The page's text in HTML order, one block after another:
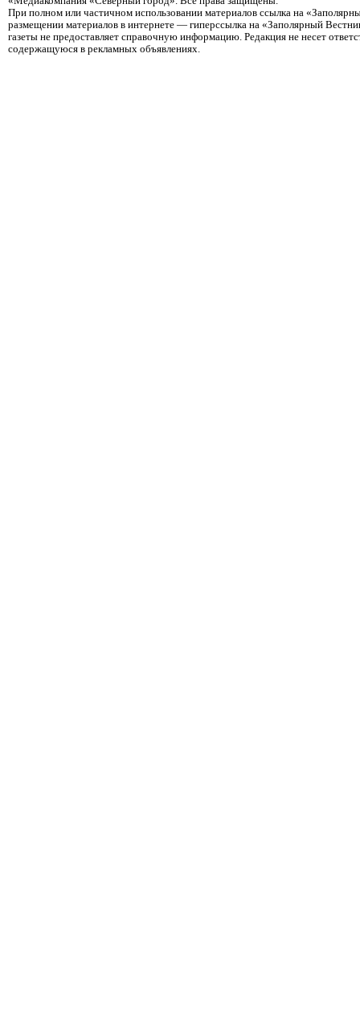
При полном или частичном использовании материалов ссылка на
размещении материалов в интернете — гиперссылка на «Заполярный
газеты не предоставляет справочную информацию. Редакция не несет
содержащуюся в рекламных объявлениях.